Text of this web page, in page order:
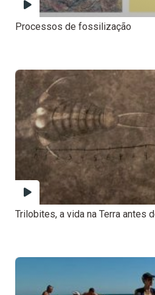
Processos de fossilização
Trilobites, a vida na Terra antes